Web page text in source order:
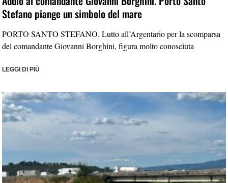
Stefano piange un simbolo del mare
PORTO SANTO STEFANO. Lutto all’Argentario per la scomparsa
del comandante Giovanni Borghini, figura molto conosciuta
LEGGI DI PIÙ